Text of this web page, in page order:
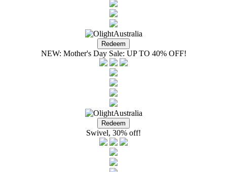
NEW: Mother's Day Sale: UP TO 40% OFF!
Swivel, 30% off!